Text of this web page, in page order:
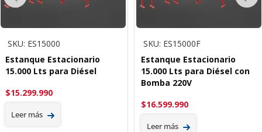
SKU: ES15000
Estanque Estacionario
15.000 Lts para Diésel
$15.299.990
Leer más
SKU: ES15000F
Estanque Estacionario
15.000 Lts para Diésel con
Bomba 220V
$16.599.990
Leer más